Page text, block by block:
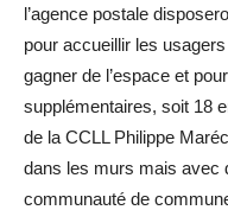
l’agence postale
pour accueillir les
gagner de l’espace et
supplémentaires, soit 18
de la CCLL Philippe
dans les murs mais avec
communauté de